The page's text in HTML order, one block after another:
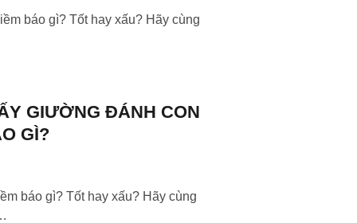
báo gì? Tốt hay xấu? Hãy cùng
GIƯỜNG ĐÁNH CON
GÌ?
báo gì? Tốt hay xấu? Hãy cùng